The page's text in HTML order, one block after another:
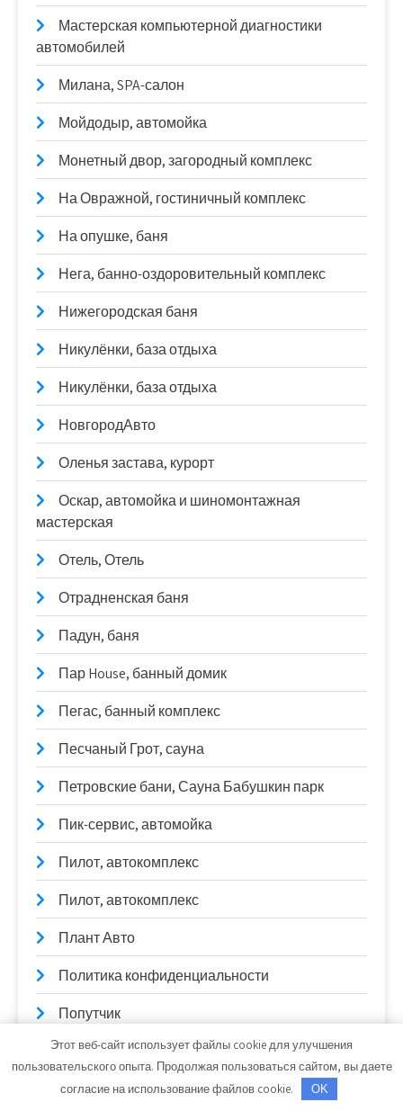
Мастерская компьютерной диагностики
автомобилей
Милана, SPA-салон
Мойдодыр, автомойка
Монетный двор, загородный комплекс
На Овражной, гостиничный комплекс
На опушке, баня
Нега, банно-оздоровительный комплекс
Нижегородская баня
Никулёнки, база отдыха
Никулёнки, база отдыха
НовгородАвто
Оленья застава, курорт
Оскар, автомойка и шиномонтажная
мастерская
Отель, Отель
Отрадненская баня
Падун, баня
Пар House, банный домик
Пегас, банный комплекс
Песчаный Грот, сауна
Петровские бани, Сауна Бабушкин парк
Пик-сервис, автомойка
Пилот, автокомплекс
Пилот, автокомплекс
Плант Авто
Политика конфиденциальности
Попутчик
Прайм, автокомплекс
Прайм, автокомплекс
Этот веб-сайт использует файлы cookie для улучшения
пользовательского опыта. Продолжая пользоваться сайтом, вы даете
согласие на использование файлов cookie.
OK